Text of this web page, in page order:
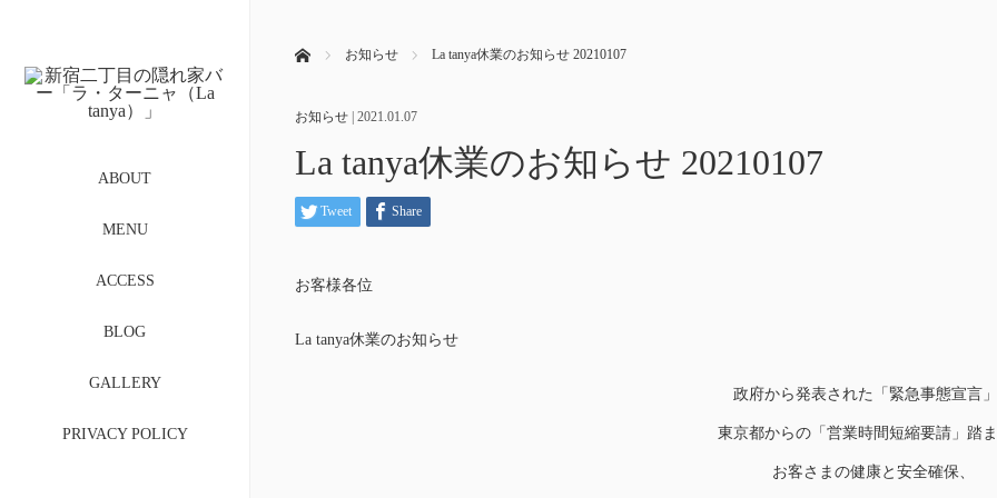
ABOUT
MENU
ACCESS
BLOG
GALLERY
PRIVACY POLICY
ホーム お知らせ La tanya休業のお知らせ 20210107
お知らせ 2021.01.07
La tanya休業のお知らせ 20210107
Tweet Share
お客様各位
La tanya休業のお知らせ
政府から発表された「緊急事態宣言
東京都からの「営業時間短縮要請」踏ま
お客さまの健康と安全確保、